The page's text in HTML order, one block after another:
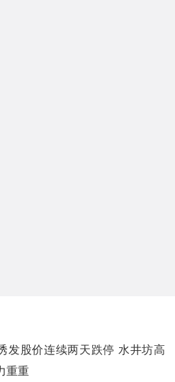
发股价连续两天跌停 水井坊高
重重